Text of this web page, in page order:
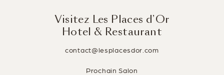
Visitez Les Places d’Or
Hotel & Restaurant
contact@lesplacesdor.com
Prochain Salon